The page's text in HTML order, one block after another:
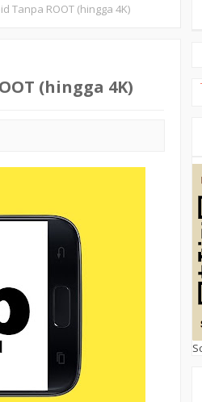
Tanpa ROOT (hingga 4K)
(hingga 4K)